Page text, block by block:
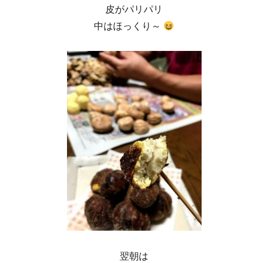
皮がパリパリ
中はほっくり～
翌朝は